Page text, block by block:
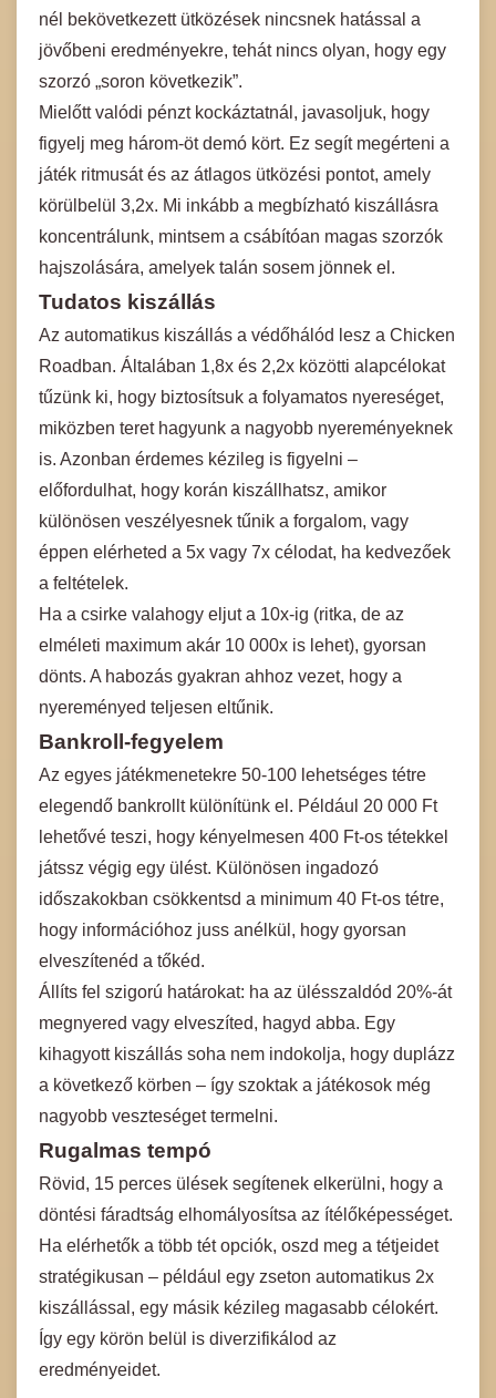
nél bekövetkezett ütközések nincsnek hatással a
jövőbeni eredményekre, tehát nincs olyan, hogy egy
szorzó „soron következik”.
Mielőtt valódi pénzt kockáztatnál, javasoljuk, hogy
figyelj meg három-öt demó kört. Ez segít megérteni a
játék ritmusát és az átlagos ütközési pontot, amely
körülbelül 3,2x. Mi inkább a megbízható kiszállásra
koncentrálunk, mintsem a csábítóan magas szorzók
hajszolására, amelyek talán sosem jönnek el.
Tudatos kiszállás
Az automatikus kiszállás a védőhálód lesz a Chicken
Roadban. Általában 1,8x és 2,2x közötti alapcélokat
tűzünk ki, hogy biztosítsuk a folyamatos nyereséget,
miközben teret hagyunk a nagyobb nyereményeknek
is. Azonban érdemes kézileg is figyelni –
előfordulhat, hogy korán kiszállhatsz, amikor
különösen veszélyesnek tűnik a forgalom, vagy
éppen elérheted a 5x vagy 7x célodat, ha kedvezőek
a feltételek.
Ha a csirke valahogy eljut a 10x-ig (ritka, de az
elméleti maximum akár 10 000x is lehet), gyorsan
dönts. A habozás gyakran ahhoz vezet, hogy a
nyereményed teljesen eltűnik.
Bankroll-fegyelem
Az egyes játékmenetekre 50-100 lehetséges tétre
elegendő bankrollt különítünk el. Például 20 000 Ft
lehetővé teszi, hogy kényelmesen 400 Ft-os tétekkel
játssz végig egy ülést. Különösen ingadozó
időszakokban csökkentsd a minimum 40 Ft-os tétre,
hogy információhoz juss anélkül, hogy gyorsan
elveszítenéd a tőkéd.
Állíts fel szigorú határokat: ha az ülésszaldód 20%-át
megnyered vagy elveszíted, hagyd abba. Egy
kihagyott kiszállás soha nem indokolja, hogy duplázz
a következő körben – így szoktak a játékosok még
nagyobb veszteséget termelni.
Rugalmas tempó
Rövid, 15 perces ülések segítenek elkerülni, hogy a
döntési fáradtság elhomályosítsa az ítélőképességet.
Ha elérhetők a több tét opciók, oszd meg a tétjeidet
stratégikusan – például egy zseton automatikus 2x
kiszállással, egy másik kézileg magasabb célokért.
Így egy körön belül is diverzifikálod az
eredményeidet.